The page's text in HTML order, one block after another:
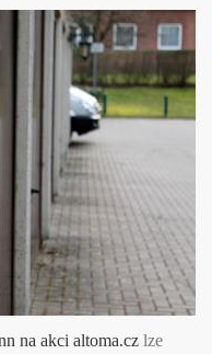
na akci altoma.cz lze